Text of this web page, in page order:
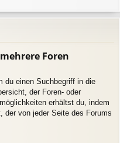
Foren
du einen Suchbegriff in die
der Foren- oder
erhältst du, indem
der von jeder Seite des Forums